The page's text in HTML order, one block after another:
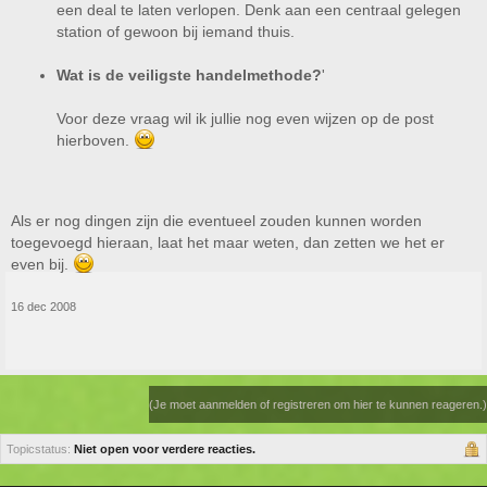
een deal te laten verlopen. Denk aan een centraal gelegen
station of gewoon bij iemand thuis.
Wat is de veiligste handelmethode?'
Voor deze vraag wil ik jullie nog even wijzen op de post
hierboven.
Als er nog dingen zijn die eventueel zouden kunnen worden
toegevoegd hieraan, laat het maar weten, dan zetten we het er
even bij.
16 dec 2008
(Je moet aanmelden of registreren om hier te kunnen reageren.)
Topicstatus: Niet open voor verdere reacties.